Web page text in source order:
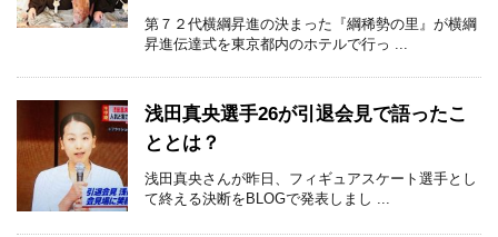
第７２代横綱昇進の決まった『綱稀勢の里』が横綱
昇進伝達式を東京都内のホテルで行っ ...
浅田真央選手26が引退会見で語ったこ
ととは？
浅田真央さんが昨日、フィギュアスケート選手とし
て終える決断をBLOGで発表しまし ...